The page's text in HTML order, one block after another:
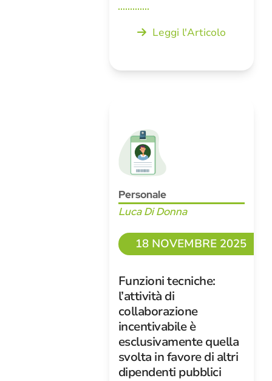
Leggi l'Articolo
Personale
Luca Di Donna
18 NOVEMBRE 2025
Funzioni tecniche:
l’attività di
collaborazione
incentivabile è
esclusivamente quella
svolta in favore di altri
dipendenti pubblici